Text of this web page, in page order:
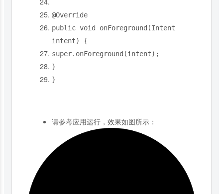
@Override
public void onForeground (Intent
intent)
{
super. onForeground (intent);
}
}
请参考应用运行，效果如图所示：